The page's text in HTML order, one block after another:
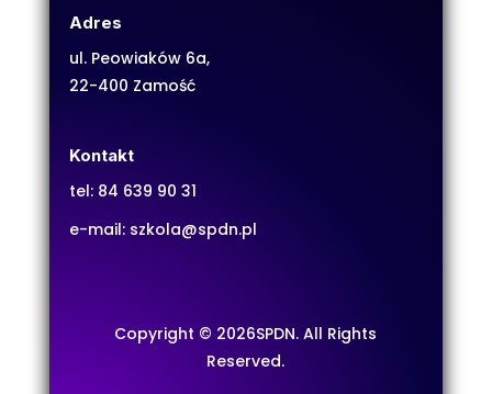
Adres
ul. Peowiaków 6a,
22-400 Zamość
Kontakt
tel: 84 639 90 31
e-mail: szkola@spdn.pl
Copyright © 2026SPDN. All Rights
Reserved.